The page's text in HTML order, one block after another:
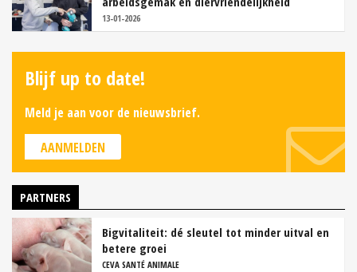
13-01-2026
Blijf up to date!
Meld je aan voor de nieuwsbrief.
AANMELDEN
PARTNERS
Bigvitaliteit: dé sleutel tot minder uitval en
betere groei
CEVA SANTÉ ANIMALE